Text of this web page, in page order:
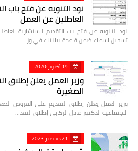
نود التنويه عن فتح باب
العاطلين عن العمل
نود التنويه عن فتح باب التقديم لاستشارية
تسجيل اسمك ضمن قاعدة بياناتك في وزا…
19 أكتوبر 2020
وزير العمل يعلن إطلاق
الصغيرة
وزير العمل يعلن إطلاق التقديم على القروض
الاجتماعية الدكتور عادل الركابي إطلاق التقد…
21 ديسمبر 2023